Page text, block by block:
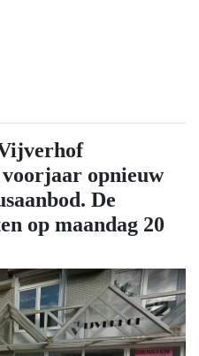
opnieuw
De
op maandag 20